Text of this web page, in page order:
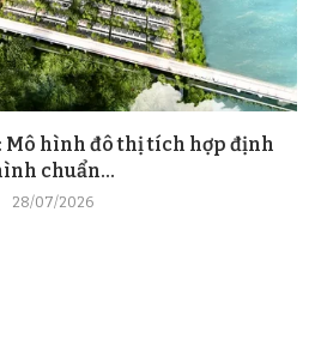
hình đô thị tích hợp định
chuẩn...
28/07/2026